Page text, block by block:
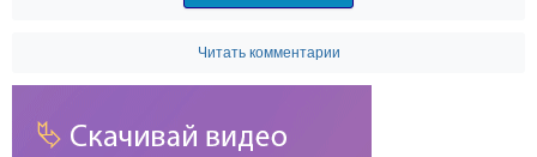
Читать комментарии